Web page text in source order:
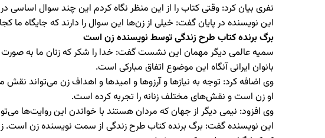
نفری بیان کرد: وقتی کتاب را از این منظر نگاه کردم این چند سوال
این نویسنده در پایان گفت: خیلی از زن‌ها این سوال را دارند که جایگاه
برگ برنده کتاب طرح زندگی توسط نویسنده زن است
سمیه عالمی دیگر مهمان این نشست گفت: خدا را شکر که زنان ما به صورت
بانوان ایرانی آنگاه این موضوع اتفاق مبارکی است.
وی اضافه کرد: توجه به نیازها و آرزوها و امیدها و اهداف زن می‌تواند
او زن است و نقش‌های مختلف زنانه را تجربه کرده است.
وی افزود: نیمی دیگر از جهان که مردان هستند با خواندن این روایت‌ها
این نویسنده گفت: برگ برنده کتاب طرح زندگی از سمت نویسنده زن